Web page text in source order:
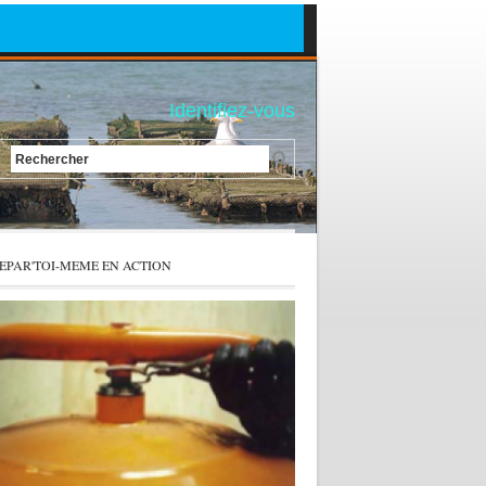
Identifiez-vous
Rechercher
MEME EN ACTION